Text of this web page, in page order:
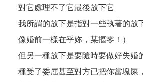
對它處理不了它最後放下它
我所謂的放下是指對一些執著的放
像婚前一樣在乎妳，某摳零！）
但另一種放下是要隨時要做好失婚
種受了委屈甚至對方已把你當塊屎